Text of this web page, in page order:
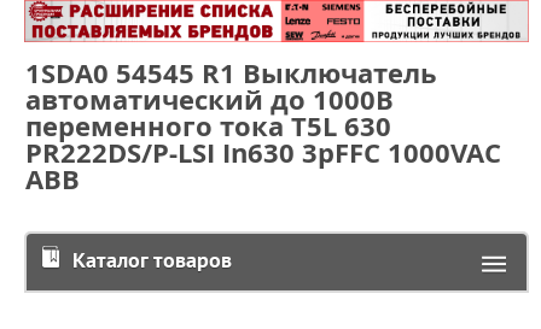
1SDA0 54545 R1 Выключатель
автоматический до 1000В
переменного тока T5L 630
PR222DS/P-LSI In630 3pFFC 1000VAC
ABB
Каталог товаров